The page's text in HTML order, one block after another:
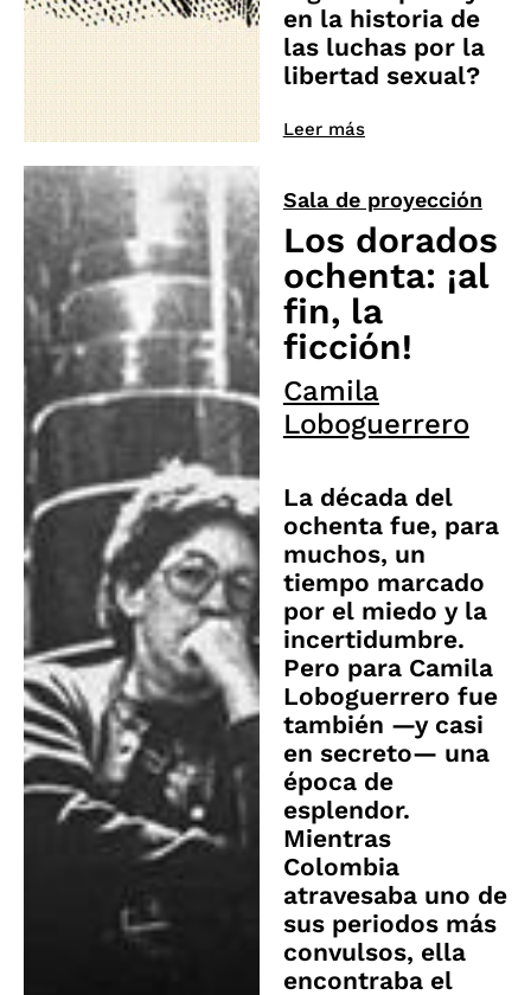
en la historia de
las luchas por la
libertad sexual?
Leer más
Sala de proyección
Los dorados
ochenta: ¡al
fin, la
ficción!
Camila
Loboguerrero
La década del
ochenta fue, para
muchos, un
tiempo marcado
por el miedo y la
incertidumbre.
Pero para Camila
Loboguerrero fue
también —y casi
en secreto— una
época de
esplendor.
Mientras
Colombia
atravesaba uno de
sus periodos más
convulsos, ella
encontraba el